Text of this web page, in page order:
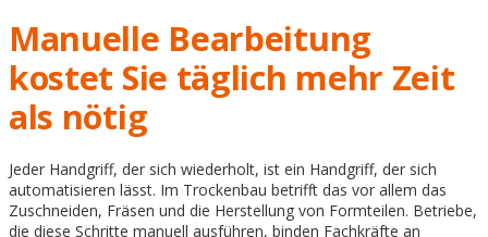
Manuelle Bearbeitung
kostet Sie täglich mehr Zeit
als nötig
Jeder Handgriff, der sich wiederholt, ist ein Handgriff, der sich
automatisieren lässt. Im Trockenbau betrifft das vor allem das
Zuschneiden, Fräsen und die Herstellung von Formteilen. Betriebe,
die diese Schritte manuell ausführen, binden Fachkräfte an